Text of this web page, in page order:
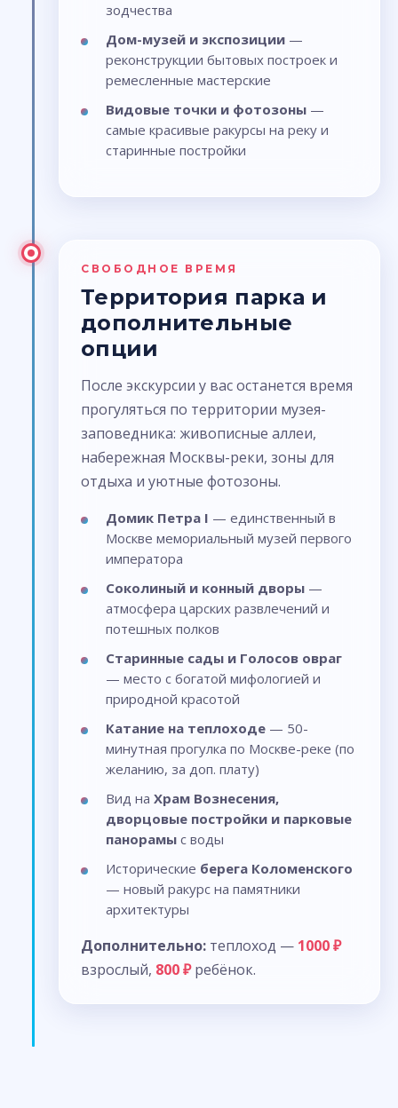
зодчества
Дом-музей и экспозиции —
реконструкции бытовых построек и
ремесленные мастерские
Видовые точки и фотозоны —
самые красивые ракурсы на реку и
старинные постройки
СВОБОДНОЕ ВРЕМЯ
Территория парка и
дополнительные
опции
После экскурсии у вас останется время
прогуляться по территории музея-
заповедника: живописные аллеи,
набережная Москвы-реки, зоны для
отдыха и уютные фотозоны.
Домик Петра I — единственный в
Москве мемориальный музей первого
императора
Соколиный и конный дворы —
атмосфера царских развлечений и
потешных полков
Старинные сады и Голосов овраг
— место с богатой мифологией и
природной красотой
Катание на теплоходе — 50-
минутная прогулка по Москве-реке (по
желанию, за доп. плату)
Вид на Храм Вознесения,
дворцовые постройки и парковые
панорамы с воды
Исторические берега Коломенского
— новый ракурс на памятники
архитектуры
Дополнительно: теплоход — 1000 ₽
взрослый, 800 ₽ребёнок.